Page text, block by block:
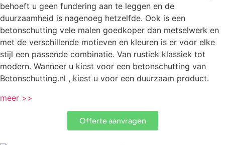
behoeft u geen fundering aan te leggen en de
duurzaamheid is nagenoeg hetzelfde. Ook is een
betonschutting vele malen goedkoper dan metselwerk en
met de verschillende motieven en kleuren is er voor elke
stijl een passende combinatie. Van rustiek klassiek tot
modern. Wanneer u kiest voor een betonschutting van
Betonschutting.nl , kiest u voor een duurzaam product.
meer >>
Offerte aanvragen